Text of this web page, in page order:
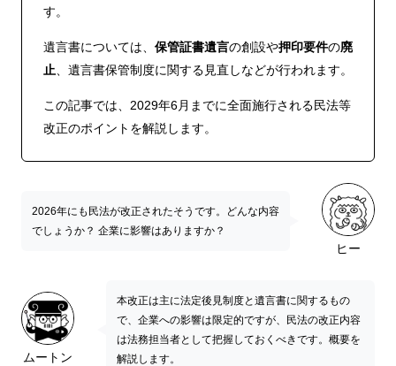
す。
遺言書については、 保管証書遺言の創設や押印要件の廃
止 、遺言書保管制度に関する見直しなどが行われます。
この記事では、2029年6月までに全面施行される民法等
改正のポイントを解説します。
ヒー
2026年にも民法が改正されたそうです。どんな内容
でしょうか？ 企業に影響はありますか？
ムートン
本改正は主に法定後見制度と遺言書に関するもの
で、企業への影響は限定的ですが、民法の改正内容
は法務担当者として把握しておくべきです。概要を
解説します。